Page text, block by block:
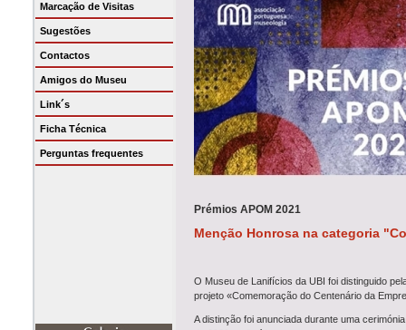
Marcação de Visitas
Sugestões
Contactos
Amigos do Museu
Link´s
Ficha Técnica
Perguntas frequentes
Prémios APOM 2021
Menção Honrosa na categoria
O Museu de Lanifícios da UBI foi distinguido
projeto «Comemoração do Centenário da
A distinção foi anunciada durante uma